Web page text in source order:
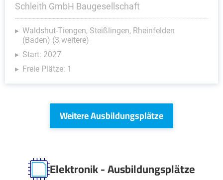
Schleith GmbH Baugesellschaft
Waldshut-Tiengen, Steißlingen, Rheinfelden
(Baden) (3 weitere)
Start: 2027
Freie Plätze: 1
Weitere Ausbildungsplätze
Elektronik - Ausbildungsplätze